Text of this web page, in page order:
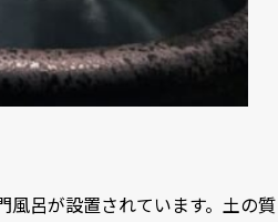
風呂が設置されています。土の質